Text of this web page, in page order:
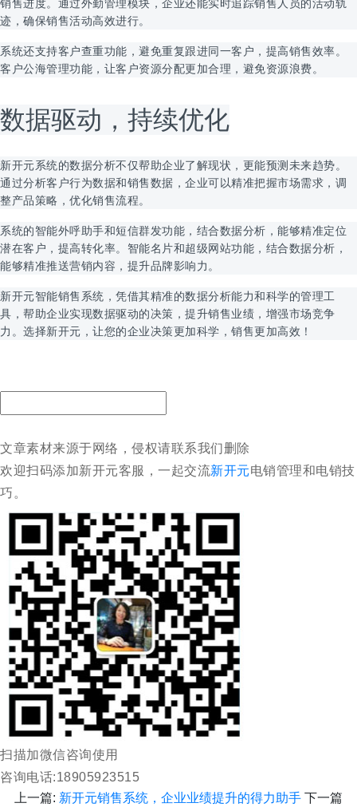
销售进度。通过外勤管理模块，企业还能实时追踪销售人员的活动轨
迹，确保销售活动高效进行。
系统还支持客户查重功能，避免重复跟进同一客户，提高销售效率。
客户公海管理功能，让客户资源分配更加合理，避免资源浪费。
数据驱动，持续优化
新开元系统的数据分析不仅帮助企业了解现状，更能预测未来趋势。
通过分析客户行为数据和销售数据，企业可以精准把握市场需求，调
整产品策略，优化销售流程。
系统的智能外呼助手和短信群发功能，结合数据分析，能够精准定位
潜在客户，提高转化率。智能名片和超级网站功能，结合数据分析，
能够精准推送营销内容，提升品牌影响力。
新开元智能销售系统，凭借其精准的数据分析能力和科学的管理工
具，帮助企业实现数据驱动的决策，提升销售业绩，增强市场竞争
力。选择新开元，让您的企业决策更加科学，销售更加高效！
文章素材来源于网络，侵权请联系我们删除
欢迎扫码添加新开元客服，一起交流新开元电销管理和电销技
巧。
扫描加微信咨询使用
咨询电话:18905923515
上一篇: 新开元销售系统，企业业绩提升的得力助手 下一篇